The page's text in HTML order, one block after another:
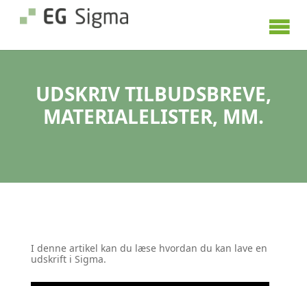
UDSKRIV TILBUDSBREVE,
MATERIALELISTER, MM.
I denne artikel kan du læse hvordan du kan lave en
udskrift i Sigma.